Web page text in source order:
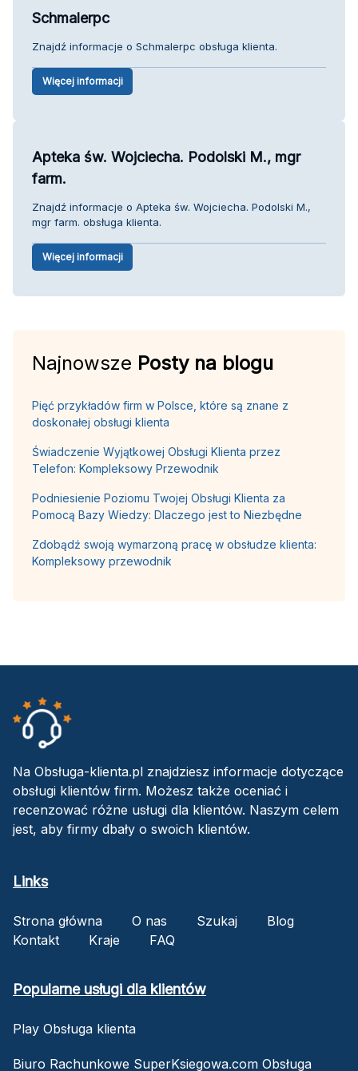
Schmalerpc
Znajdź informacje o Schmalerpc obsługa klienta.
Więcej informacji
Apteka św. Wojciecha. Podolski M., mgr
farm.
Znajdź informacje o Apteka św. Wojciecha. Podolski M.,
mgr farm. obsługa klienta.
Więcej informacji
Najnowsze Posty na blogu
Pięć przykładów firm w Polsce, które są znane z
doskonałej obsługi klienta
Świadczenie Wyjątkowej Obsługi Klienta przez
Telefon: Kompleksowy Przewodnik
Podniesienie Poziomu Twojej Obsługi Klienta za
Pomocą Bazy Wiedzy: Dlaczego jest to Niezbędne
Zdobądź swoją wymarzoną pracę w obsłudze klienta:
Kompleksowy przewodnik
Na Obsługa-klienta.pl znajdziesz informacje dotyczące
obsługi klientów firm. Możesz także oceniać i
recenzować różne usługi dla klientów. Naszym celem
jest, aby firmy dbały o swoich klientów.
Links
Strona główna O nas Szukaj
Blog
Kontakt
Kraje FAQ
Popularne usługi dla klientów
Play Obsługa klienta
Biuro Rachunkowe SuperKsiegowa.com Obsługa